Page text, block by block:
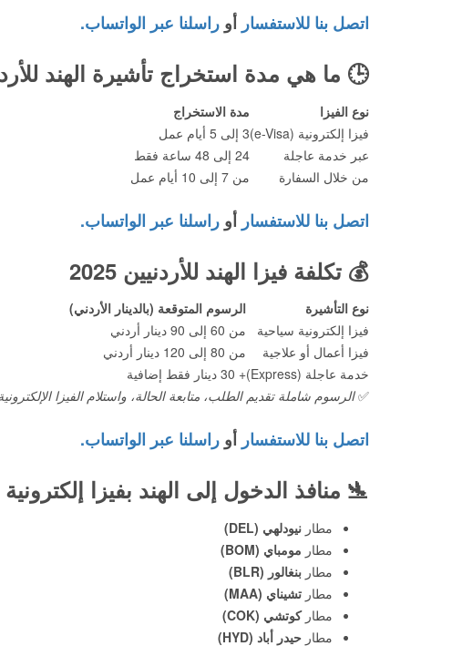
اتصل بنا للاستفسار أو راسلنا عبر الواتساب.
🕒 ما هي مدة استخراج تأشيرة الهند
نوع الفيزا
مدة الاستخراج
فيزا إلكترونية (e-Visa)
3 إلى 5 أيام عمل
عبر خدمة عاجلة
24 إلى 48 ساعة فقط
من خلال السفارة
من 7 إلى 10 أيام عمل
اتصل بنا للاستفسار أو راسلنا عبر الواتساب.
💰 تكلفة فيزا الهند للأردنيين 2025
نوع التأشيرة
الرسوم المتوقعة (بالدينار الأردني)
فيزا إلكترونية سياحية
من 60 إلى 90 دينار أردني
فيزا أعمال أو علاجية
من 80 إلى 120 دينار أردني
خدمة عاجلة (Express)
+ 30 دينار فقط إضافية
✅الرسوم شاملة تقديم الطلب، متابعة الحالة، واستلام الفيزا
اتصل بنا للاستفسار أو راسلنا عبر الواتساب.
🛬 منافذ الدخول إلى الهند بفيزا إلكترونية
مطار نيودلهي (DEL)
مطار مومباي (BOM)
مطار بنغالور (BLR)
مطار تشيناي (MAA)
مطاركوتشي (COK)
مطار حيدر أباد (HYD)